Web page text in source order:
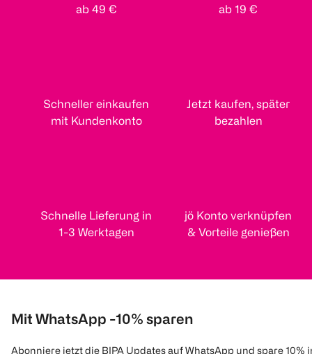
ab 49 €
ab 19 €
Schneller einkaufen
mit Kundenkonto
Jetzt kaufen, später
bezahlen
Schnelle Lieferung in
1-3 Werktagen
jö Konto verknüpfen
& Vorteile genießen
Mit WhatsApp -10% sparen
Abonniere jetzt die BIPA Updates auf WhatsApp und spare 10%